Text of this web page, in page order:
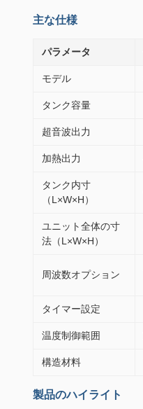
主な仕様
パラメータ
モデル
タンク容量
超音波出力
加熱出力
タンク内寸
（L×W×H）
ユニット全体の寸
法（L×W×H）
周波数オプション
タイマー設定
温度制御範囲
構造材料
製品のハイライト